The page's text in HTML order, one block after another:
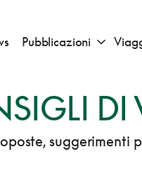
menu "Consigli di viaggio"
Pubblicazioni Apri
DI
suggerimenti